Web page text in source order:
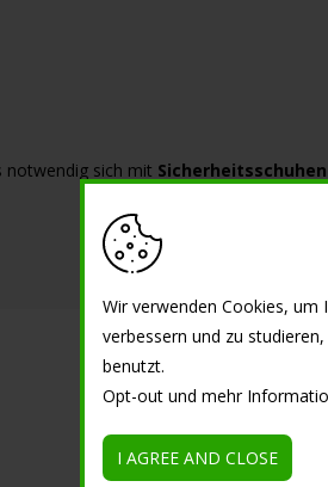
notwendig sich mit Sicherheitsschuhen
Wir verwenden Cookies, um
verbessern und zu
benutzt.
Opt-out und mehr
I AGREE AND CLOSE